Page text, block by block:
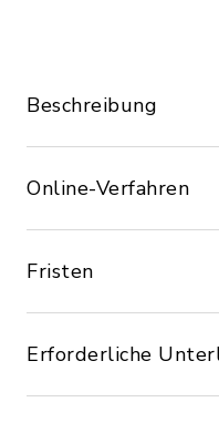
Beschreibung
Online-Verfahren
Fristen
Erforderliche